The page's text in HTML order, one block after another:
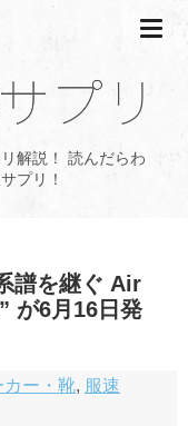
解説！ 読んだらわ
プリ！
譜を継ぐ Air
が6月16日発
カー・靴, 服速